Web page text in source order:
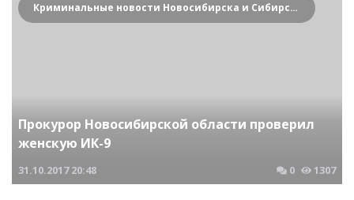
Криминальные новости Новосибирска и Сибирского региона
Прокурор Новосибирской области проверил
женскую ИК-9
31.10.2017 20:48 0 1307